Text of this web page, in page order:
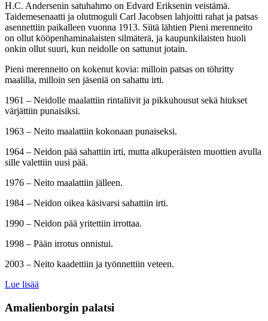
H.C. Andersenin satuhahmo on Edvard Eriksenin veistämä.
Taidemesenaatti ja olutmoguli Carl Jacobsen lahjoitti rahat ja patsas
asennettiin paikalleen vuonna 1913. Siitä lähtien Pieni merenneito
on ollut kööpenhaminalaisten silmäterä, ja kaupunkilaisten huoli
onkin ollut suuri, kun neidolle on sattunut jotain.
Pieni merenneito on kokenut kovia: milloin patsas on töhritty
maalilla, milloin sen jäseniä on sahattu irti.
1961 – Neidolle maalattiin rintaliivit ja pikkuhousut sekä hiukset
värjättiin punaisiksi.
1963 – Neito maalattiin kokonaan punaiseksi.
1964 – Neidon pää sahattiin irti, mutta alkuperäisten muottien avulla
sille valettiin uusi pää.
1976 – Neito maalattiin jälleen.
1984 – Neidon oikea käsivarsi sahattiin irti.
1990 – Neidon pää yritettiin irrottaa.
1998 – Pään irrotus onnistui.
2003 – Neito kaadettiin ja työnnettiin veteen.
Lue lisää
Amalienborgin palatsi